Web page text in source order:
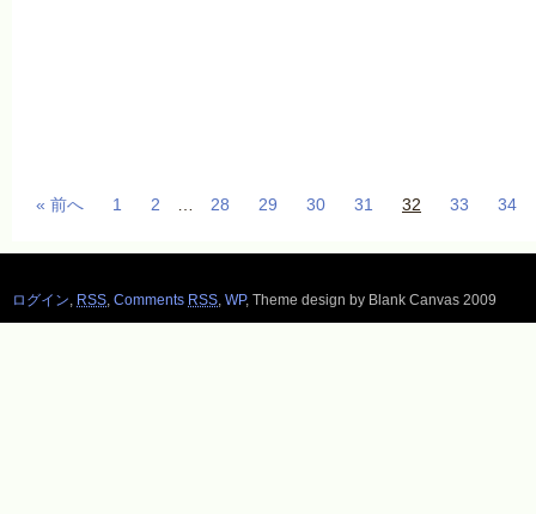
« 前へ 1 2 28 29 30 31 32 33 34
ログイン RSS Comments RSS WP, Theme design by Blank Canvas 2009